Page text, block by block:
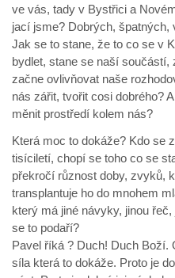
ve vás, tady v Bystřici a
jací jsme? Dobrých,
Jak se to stane, že to co se v
bydlet, stane se naší součástí,
začne ovlivňovat naše
nás zářit, tvořit cosi dobrého?
měnit prostředí kolem nás?
Která moc to dokáže? Kdo se
tisíciletí, chopí se toho co se
překročí různost doby, zvyků,
transplantuje ho do mnohem
který má jiné návyky, jinou
se to podaří?
Pavel říká ? Duch! Duch Boží.
síla která to dokáže. Proto je